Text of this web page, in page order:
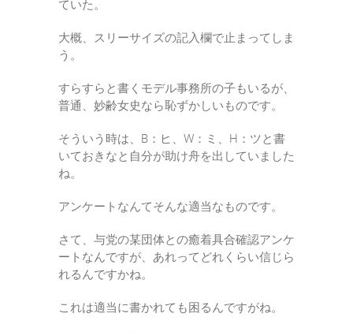
ていた。
大概、スリーサイズの記入欄で止まってしま
う。
すらすらと書くモデル事務所の子もいるが、
普通、妙齢女史なら恥ずかしいものです。
そういう時は、B：ヒ、W：ミ、H：ツと書
いておきなと自分が助け舟を出していました
ね。
アンケートなんてそんな適当なものです。
さて、与党の某団体との癒着具合確認アンケ
ートなんですが、あれってどれくらい信じら
れるんですかね。
これは適当に書かれても困るんですがね。